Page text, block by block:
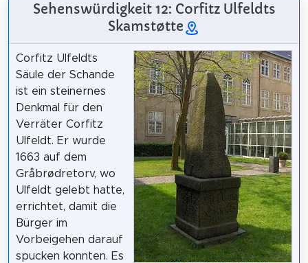
Sehenswürdigkeit 12: Corfitz Ulfeldts
Skamstøtte
Corfitz Ulfeldts
Säule der Schande
ist ein steinernes
Denkmal für den
Verräter Corfitz
Ulfeldt. Er wurde
1663 auf dem
Gråbrødretorv, wo
Ulfeldt gelebt hatte,
errichtet, damit die
Bürger im
Vorbeigehen darauf
spucken konnten. Es